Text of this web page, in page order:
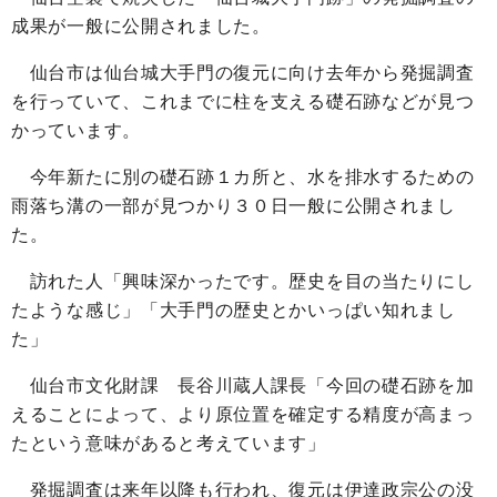
成果が一般に公開されました。
仙台市は仙台城大手門の復元に向け去年から発掘調査
を行っていて、これまでに柱を支える礎石跡などが見つ
かっています。
今年新たに別の礎石跡１カ所と、水を排水するための
雨落ち溝の一部が見つかり３０日一般に公開されまし
た。
訪れた人「興味深かったです。歴史を目の当たりにし
たような感じ」「大手門の歴史とかいっぱい知れまし
た」
仙台市文化財課 長谷川蔵人課長「今回の礎石跡を加
えることによって、より原位置を確定する精度が高まっ
たという意味があると考えています」
発掘調査は来年以降も行われ、復元は伊達政宗公の没